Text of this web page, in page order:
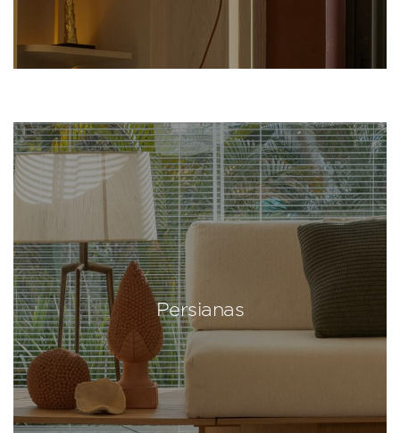
Persianas